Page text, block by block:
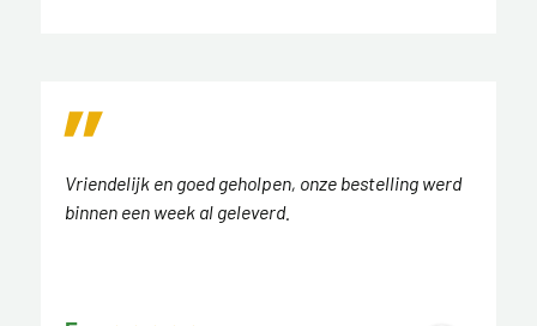
Vriendelijk en goed geholpen, onze bestelling werd
binnen een week al geleverd.